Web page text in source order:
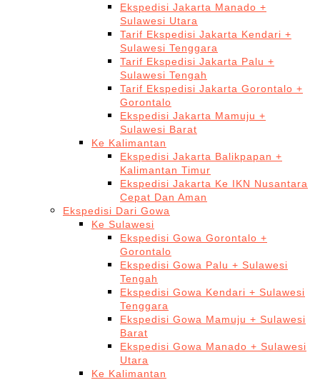
Ekspedisi Jakarta Manado +
Sulawesi Utara
Tarif Ekspedisi Jakarta Kendari +
Sulawesi Tenggara
Tarif Ekspedisi Jakarta Palu +
Sulawesi Tengah
Tarif Ekspedisi Jakarta Gorontalo +
Gorontalo
Ekspedisi Jakarta Mamuju +
Sulawesi Barat
Ke Kalimantan
Ekspedisi Jakarta Balikpapan +
Kalimantan Timur
Ekspedisi Jakarta Ke IKN Nusantara
Cepat Dan Aman
Ekspedisi Dari Gowa
Ke Sulawesi
Ekspedisi Gowa Gorontalo +
Gorontalo
Ekspedisi Gowa Palu + Sulawesi
Tengah
Ekspedisi Gowa Kendari + Sulawesi
Tenggara
Ekspedisi Gowa Mamuju + Sulawesi
Barat
Ekspedisi Gowa Manado + Sulawesi
Utara
Ke Kalimantan